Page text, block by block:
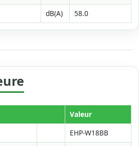
dB(A) 58.0
Valeur
EHP-W18BB